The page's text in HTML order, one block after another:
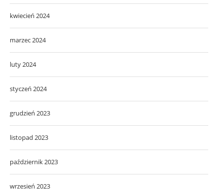
kwiecień 2024
marzec 2024
luty 2024
styczeń 2024
grudzień 2023
listopad 2023
październik 2023
wrzesień 2023